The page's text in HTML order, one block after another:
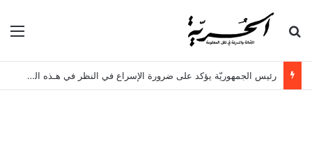
بحث عن
رئيس الجمهوريّة يؤكد على ضرورة الإسراع في النظر في هـذه الملفات